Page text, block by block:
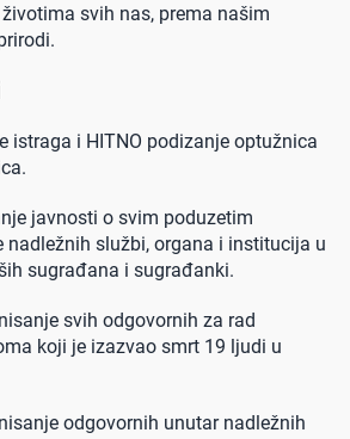
svih nas, prema našim
istraga i HITNO podizanje optužnica
javnosti o svim poduzetim
nadležnih službi, organa i institucija u
sugrađana i sugrađanki.
svih odgovornih za rad
koji je izazvao smrt 19 ljudi u
odgovornih unutar nadležnih